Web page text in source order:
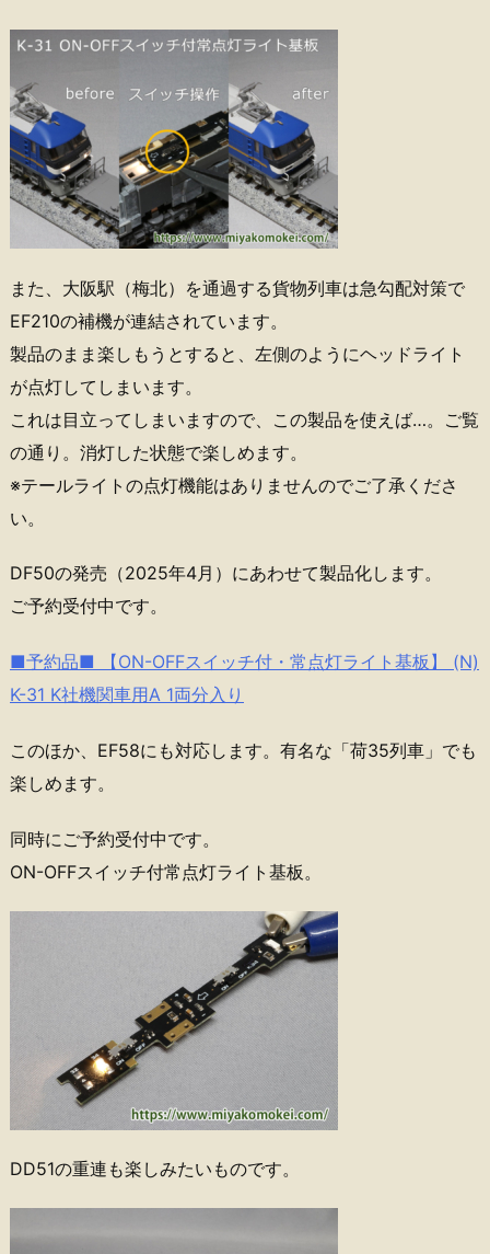
また、大阪駅（梅北）を通過する貨物列車は急勾配対策で
EF210の補機が連結されています。
製品のまま楽しもうとすると、左側のようにヘッドライト
が点灯してしまいます。
これは目立ってしまいますので、この製品を使えば…。ご覧
の通り。消灯した状態で楽しめます。
※テールライトの点灯機能はありませんのでご了承くださ
い。
DF50の発売（2025年4月）にあわせて製品化します。
ご予約受付中です。
■予約品■ 【ON-OFFスイッチ付・常点灯ライト基板】 (N)
K-31 K社機関車用A 1両分入り
このほか、EF58にも対応します。有名な「荷35列車」でも
楽しめます。
同時にご予約受付中です。
ON-OFFスイッチ付常点灯ライト基板。
DD51の重連も楽しみたいものです。